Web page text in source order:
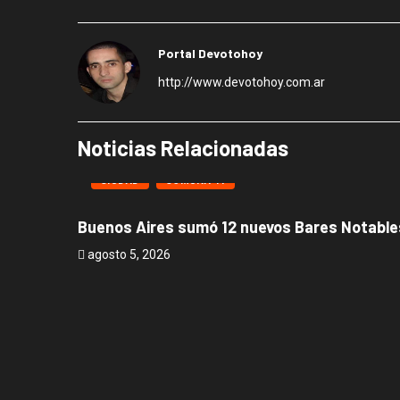
Portal Devotohoy
http://www.devotohoy.com.ar
Noticias Relacionadas
CIUDAD COMUNA 11
Buenos Aires sumó 12 nuevos Bares
agosto 5, 2026